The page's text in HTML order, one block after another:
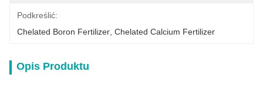
Podkreślić:
Chelated Boron Fertilizer Chelated Calcium Fertilizer
Opis Produktu